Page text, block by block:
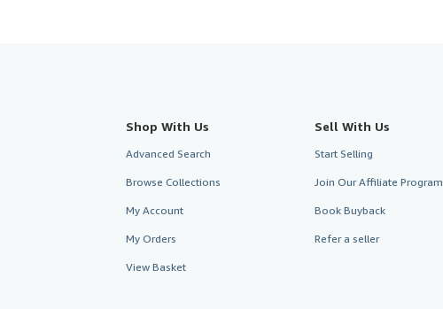
Shop With Us
Advanced Search
Browse Collections
My Account
My Orders
View Basket
Sell With Us
Start Selling
Join Our Affiliate Program
Book Buyback
Refer a seller